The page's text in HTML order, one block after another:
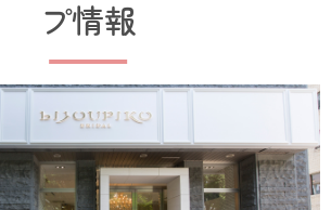
プ情報